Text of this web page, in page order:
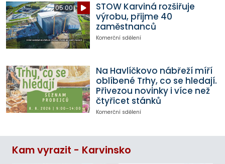
05:00
STOW Karviná rozšiřuje
výrobu, přijme 40
zaměstnanců
Komerční sdělení
Na Havlíčkovo nábřeží míří
oblíbené Trhy, co se hledají.
Přivezou novinky i více než
čtyřicet stánků
Komerční sdělení
Kam vyrazit - Karvinsko